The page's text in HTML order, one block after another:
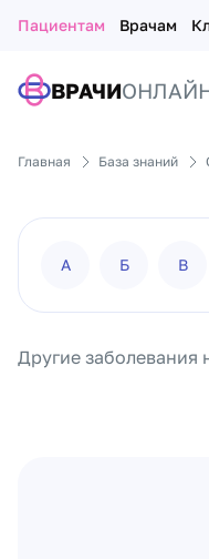
Пациентам Врачам
ВРАЧИ
Главная База знаний
А Б В
Другие заболевания